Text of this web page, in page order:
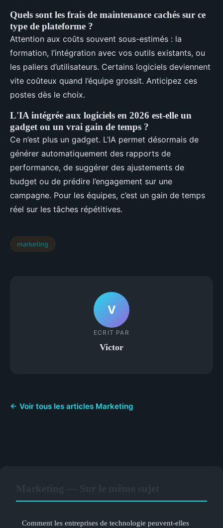
Quels sont les frais de maintenance cachés sur ce
type de plateforme ?
Attention aux coûts souvent sous-estimés : la
formation, l’intégration avec vos outils existants, ou
les paliers d’utilisateurs. Certains logiciels deviennent
vite coûteux quand l’équipe grossit. Anticipez ces
postes dès le choix.
L'IA intégrée aux logiciels en 2026 est-elle un
gadget ou un vrai gain de temps ?
Ce n’est plus un gadget. L’IA permet désormais de
générer automatiquement des rapports de
performance, de suggérer des ajustements de
budget ou de prédire l’engagement sur une
campagne. Pour les équipes, c’est un gain de temps
réel sur les tâches répétitives.
marketing
V
ECRIT PAR
Victor
← Voir tous les articles Marketing
Comment les entreprises de technologie peuvent-elles